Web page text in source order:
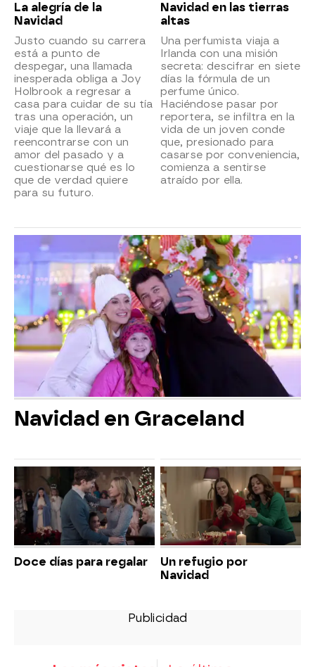
La alegría de la
Navidad
Justo cuando su carrera
está a punto de
despegar, una llamada
inesperada obliga a Joy
Holbrook a regresar a
casa para cuidar de su tía
tras una operación, un
viaje que la llevará a
reencontrarse con un
amor del pasado y a
cuestionarse qué es lo
que de verdad quiere
para su futuro.
Navidad en las tierras
altas
Una perfumista viaja a
Irlanda con una misión
secreta: descifrar en siete
días la fórmula de un
perfume único.
Haciéndose pasar por
reportera, se infiltra en la
vida de un joven conde
que, presionado para
casarse por conveniencia,
comienza a sentirse
atraído por ella.
Navidad en Graceland
Doce días para regalar
Un refugio por
Navidad